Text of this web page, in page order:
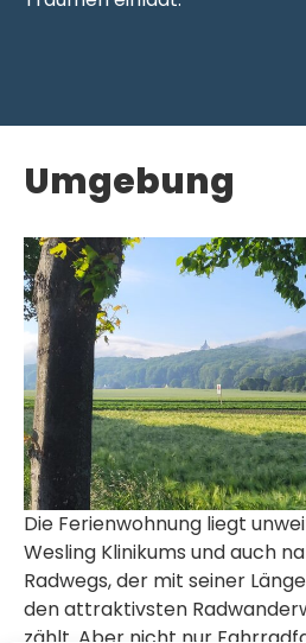
Umgebung
Die Ferienwohnung liegt
Wesling Klinikums und auch
Radwegs, der mit seiner
den attraktivsten
zählt. Aber nicht nur